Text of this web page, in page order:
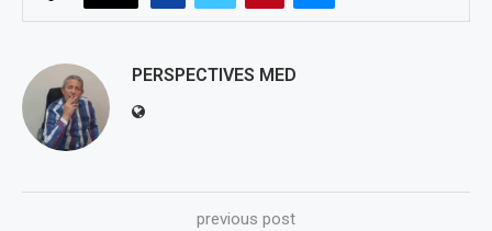
PERSPECTIVES MED
previous post